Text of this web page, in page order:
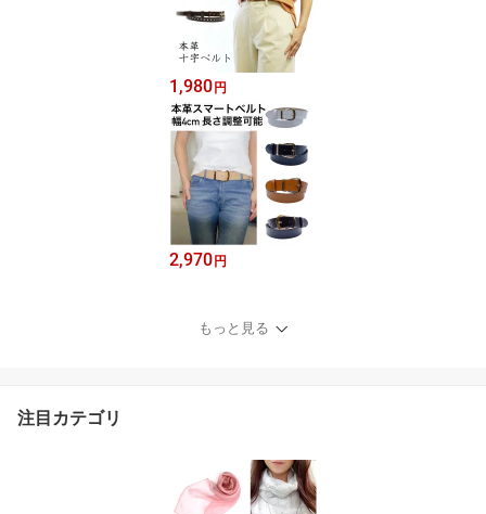
1,980円
2,970円
もっと見る
注目カテゴリ